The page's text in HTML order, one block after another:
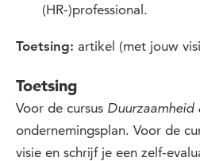
(HR-)professional.
Toetsing: artikel (met jouw
Toetsing
Voor de cursus Duurzaamheid
ondernemingsplan. Voor de
visie en schrijf je een zelf-